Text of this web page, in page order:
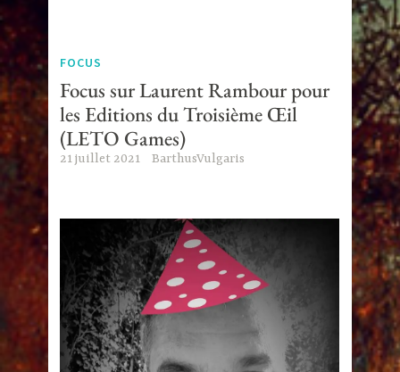
FOCUS
Focus sur Laurent Rambour pour
les Editions du Troisième Œil
(LETO Games)
21 juillet 2021 BarthusVulgaris